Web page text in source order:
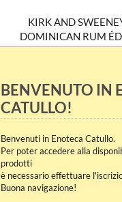
KIRK AND
DOMINICAN RUM
LIMITADA N. 5 BIO J.
BENVENUTO IN
CATULLO!
Benvenuti in Enoteca Catullo.
Per poter accedere alla
prodotti
è necessario effettuare
Buona navigazione!